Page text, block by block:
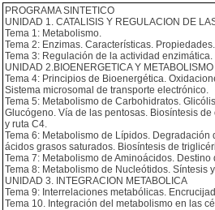
PROGRAMA SINTETICO
UNIDAD 1. CATALISIS Y REGULACION DE
Tema 1: Metabolismo.
Tema 2: Enzimas. Características. Propiedades.
Tema 3: Regulación de la actividad enzimática.
UNIDAD 2.BIOENERGETICA Y
Tema 4: Principios de Bioenergética.
Sistema microsomal de transporte electrónico.
Tema 5: Metabolismo de Carbohidratos.
Glucógeno. Vía de las pentosas. Biosíntesis
y ruta C4.
Tema 6: Metabolismo de Lípidos.
ácidos grasos saturados. Biosíntesis de
Tema 7: Metabolismo de Aminoácidos.
Tema 8: Metabolismo de Nucleótidos. Síntesis
UNIDAD 3. INTEGRACION METABOLICA
Tema 9: Interrelaciones metabólicas.
Tema 10. Integración del metabolismo en las